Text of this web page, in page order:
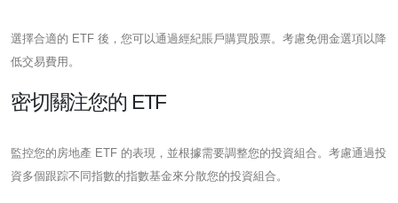
選擇合適的 ETF 後，您可以通過經紀賬戶購買股票。考慮免佣金選項以降
低交易費用。
密切關注您的 ETF
監控您的房地產 ETF 的表現，並根據需要調整您的投資組合。考慮通過投
資多個跟踪不同指數的指數基金來分散您的投資組合。